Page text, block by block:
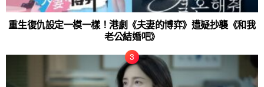
重生復仇設定一模一樣！港劇《夫妻的博弈》遭疑抄襲《和我
老公結婚吧》